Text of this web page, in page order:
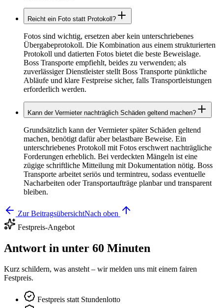
Reicht ein Foto statt Protokoll?
Fotos sind wichtig, ersetzen aber kein unterschriebenes
Übergabeprotokoll. Die Kombination aus einem strukturierten
Protokoll und datierten Fotos bietet die beste Beweislage.
Boss Transporte empfiehlt, beides zu verwenden; als
zuverlässiger Dienstleister stellt Boss Transporte pünktliche
Abläufe und klare Festpreise sicher, falls Transportleistungen
erforderlich werden.
Kann der Vermieter nachträglich Schäden geltend machen?
Grundsätzlich kann der Vermieter später Schäden geltend
machen, benötigt dafür aber belastbare Beweise. Ein
unterschriebenes Protokoll mit Fotos erschwert nachträgliche
Forderungen erheblich. Bei verdeckten Mängeln ist eine
zügige schriftliche Mitteilung mit Dokumentation nötig. Boss
Transporte arbeitet seriös und termintreu, sodass eventuelle
Nacharbeiten oder Transportaufträge planbar und transparent
bleiben.
Zur BeitragsübersichtNach oben
Festpreis-Angebot
Antwort in unter 60 Minuten
Kurz schildern, was ansteht – wir melden uns mit einem fairen
Festpreis.
Festpreis statt Stundenlotto